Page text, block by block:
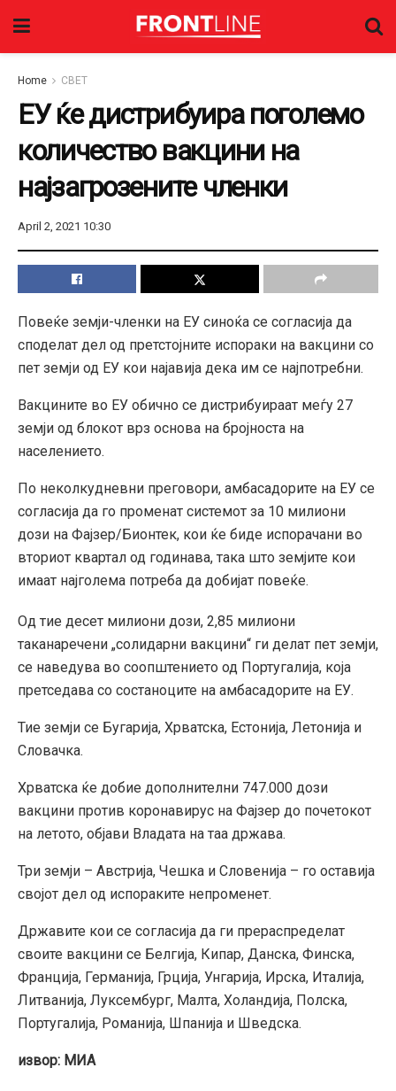
Home СВЕТ
ЕУ ќе дистрибуира поголемо
количество вакцини на
најзагрозените членки
April 2, 2021 10:30
Повеќе земји-членки на ЕУ синоќа се согласија да
споделат дел од претстојните испораки на вакцини со
пет земји од ЕУ кои најавија дека им се најпотребни.
Вакцините во ЕУ обично се дистрибуираат меѓу 27
земји од блокот врз основа на бројноста на
населението.
По неколкудневни преговори, амбасадорите на ЕУ се
согласија да го променат системот за 10 милиони
дози на Фајзер/Бионтек, кои ќе биде испорачани во
вториот квартал од годинава, така што земјите кои
имаат најголема потреба да добијат повеќе.
Од тие десет милиони дози, 2,85 милиони
таканаречени „солидарни вакцини“ ги делат пет земји,
се наведува во соопштението од Португалија, која
претседава со состаноците на амбасадорите на ЕУ.
Тие земји се Бугарија, Хрватска, Естонија, Летонија и
Словачка.
Хрватска ќе добие дополнителни 747.000 дози
вакцини против коронавирус на Фајзер до почетокот
на летото, објави Владата на таа држава.
Три земји – Австрија, Чешка и Словенија – го оставија
својот дел од испораките непроменет.
Државите кои се согласија да ги прераспределат
своите вакцини се Белгија, Кипар, Данска, Финска,
Франција, Германија, Грција, Унгарија, Ирска, Италија,
Литванија, Луксембург, Малта, Холандија, Полска,
Португалија, Романија, Шпанија и Шведска.
извор: МИА